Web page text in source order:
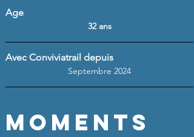
Age
32 ans
Avec Conviviatrail depuis
Septembre 2024
Moments